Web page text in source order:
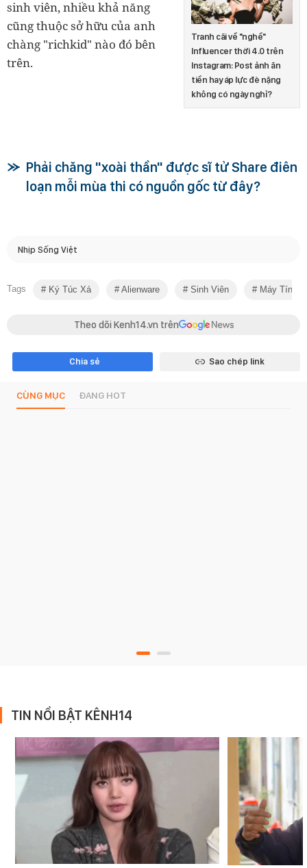
Tranh cãi về "nghề"
Influencer thời 4.0 trên
Instagram: Post ảnh ăn
tiền hay áp lực đè nặng
không có ngày nghỉ?
sinh viên, nhiều khả năng
cũng thuộc sở hữu của anh
chàng "richkid" nào đó bên
trên.
Phải chăng "xoài thần" được sĩ tử Share điên
loạn mỗi mùa thi có nguồn gốc từ đây?
Nhịp Sống Việt
Tags Ký Túc Xá Alienware Sinh Viên Máy Tính
Theo dõi Kenh14.vn trên
Chia sẻ Sao chép link
CÙNG MỤC ĐANG HOT
TIN NỔI BẬT KÊNH14